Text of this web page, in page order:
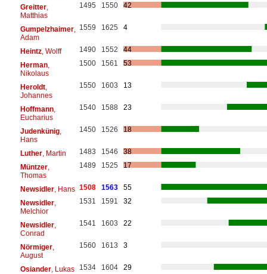
Greitter,
Matthias
1495 1550 42
Gumpelzhaimer,
Adam
1559 1625 4
Heintz, Wolff 1490 1552
44
Herman,
Nikolaus
1500 1561 53
Heroldt,
Johannes
1550 1603 13
Hoffmann,
Eucharius
1540 1588 23
Judenkünig,
Hans
1450 1526 18
Luther, Martin 1483 1546
38
Müntzer,
Thomas
1489 1525 17
Newsidler, Hans 1508 1563
55
Newsidler,
Melchior
1531 1591 32
Newsidler,
Conrad
1541 1603 22
Nörmiger,
August
1560 1613 3
Osiander, Lukas 1534 1604
29